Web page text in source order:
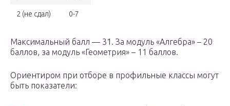
2 (не сдал) 0-7
Максимальный балл — 31. За модуль «Алгебра» – 20
баллов, за модуль «Геометрия» – 11 баллов.
Ориентиром при отборе в профильные классы могут
быть показатели: